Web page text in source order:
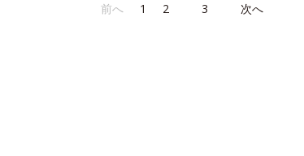
前へ 1 2 3 次へ